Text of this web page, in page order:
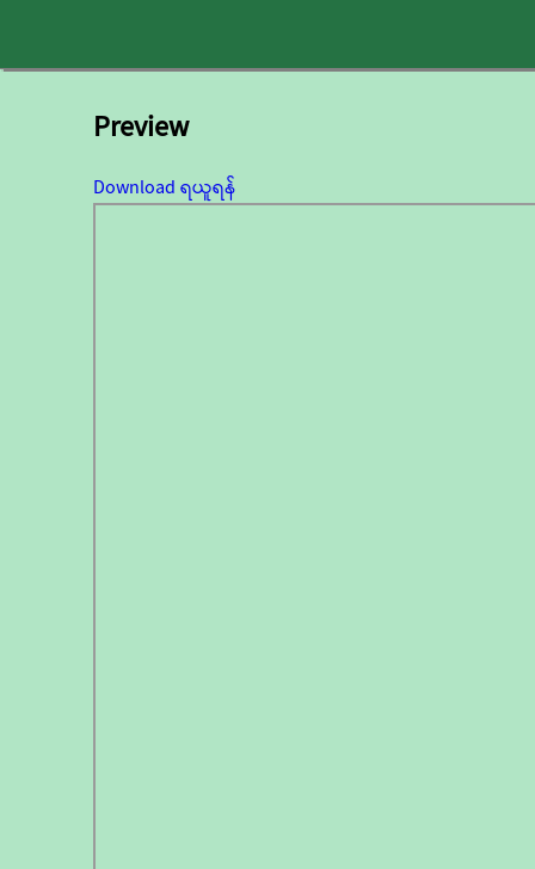
Preview
Download ရယူရန်